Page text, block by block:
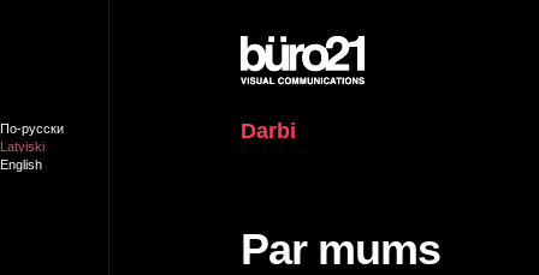
Darbi
По-русски
Latviski
English
Par mums